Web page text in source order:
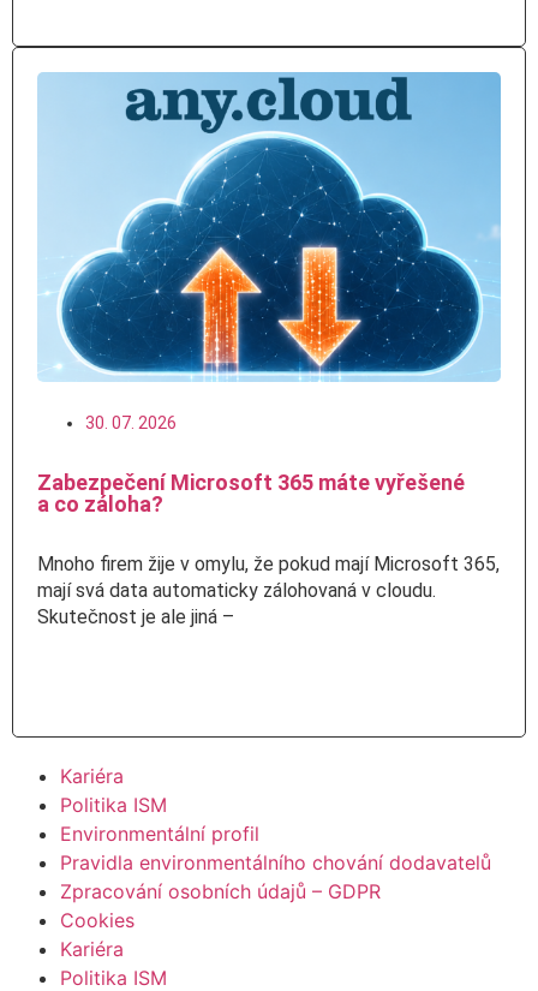
30. 07. 2026
Zabezpečení Microsoft 365 máte vyřešené
a co záloha?
Mnoho firem žije v omylu, že pokud mají Microsoft 365,
mají svá data automaticky zálohovaná v cloudu.
Skutečnost je ale jiná –
Kariéra
Politika ISM
Environmentální profil
Pravidla environmentálního chování dodavatelů
Zpracování osobních údajů – GDPR
Cookies
Kariéra
Politika ISM